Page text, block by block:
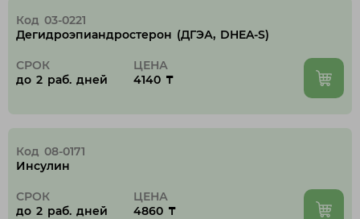
Код 03-0221
Дегидроэпиандростерон (ДГЭА, DHEA-S)
СРОК
до 2 раб. дней
ЦЕНА
4140 ₸
Код 08-0171
Инсулин
СРОК
до 2 раб. дней
ЦЕНА
4860 ₸